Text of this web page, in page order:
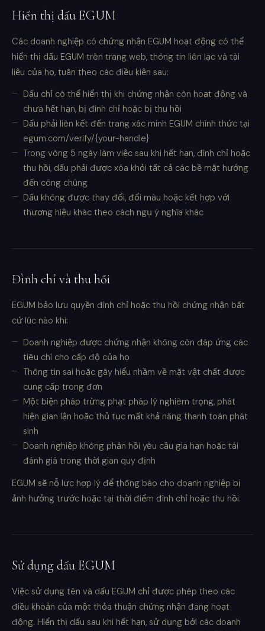
Hiển thị dấu EGUM
Các doanh nghiệp có chứng nhận EGUM hoạt động có thể
hiển thị dấu EGUM trên trang web, thông tin liên lạc và tài
liệu của họ, tuân theo các điều kiện sau:
Dấu chỉ có thể hiển thị khi chứng nhận còn hoạt động và
chưa hết hạn, bị đình chỉ hoặc bị thu hồi
Dấu phải liên kết đến trang xác minh EGUM chính thức tại
egum.com/verify/{your-handle}
Trong vòng 5 ngày làm việc sau khi hết hạn, đình chỉ hoặc
thu hồi, dấu phải được xóa khỏi tất cả các bề mặt hướng
đến công chúng
Dấu không được thay đổi, đổi màu hoặc kết hợp với
thương hiệu khác theo cách ngụ ý nghĩa khác
Đình chỉ và thu hồi
EGUM bảo lưu quyền đình chỉ hoặc thu hồi chứng nhận bất
cứ lúc nào khi:
Doanh nghiệp được chứng nhận không còn đáp ứng các
tiêu chí cho cấp độ của họ
Thông tin sai hoặc gây hiểu nhầm về mặt vật chất được
cung cấp trong đơn
Một biện pháp trừng phạt pháp lý nghiêm trọng, phát
hiện gian lận hoặc thủ tục mất khả năng thanh toán phát
sinh
Doanh nghiệp không phản hồi yêu cầu gia hạn hoặc tái
đánh giá trong thời gian quy định
EGUM sẽ nỗ lực hợp lý để thông báo cho doanh nghiệp bị
ảnh hưởng trước hoặc tại thời điểm đình chỉ hoặc thu hồi.
Sử dụng dấu EGUM
Việc sử dụng tên và dấu EGUM chỉ được phép theo các
điều khoản của một thỏa thuận chứng nhận đang hoạt
động. Hiển thị dấu sau khi hết hạn, sử dụng bởi các doanh